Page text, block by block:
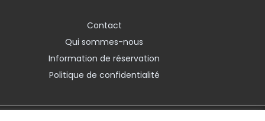
Contact
Qui sommes-nous
Information de réservation
Politique de confidentialité